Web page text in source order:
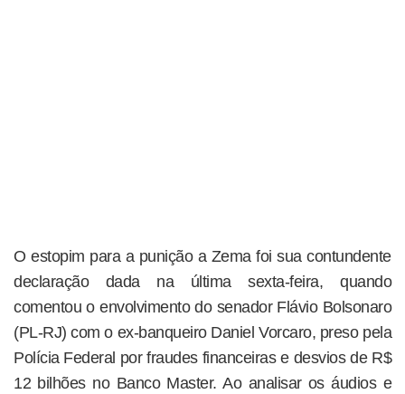
O estopim para a punição a Zema foi sua contundente
declaração dada na última sexta-feira, quando
comentou o envolvimento do senador Flávio Bolsonaro
(PL-RJ) com o ex-banqueiro Daniel Vorcaro, preso pela
Polícia Federal por fraudes financeiras e desvios de R$
12 bilhões no Banco Master. Ao analisar os áudios e